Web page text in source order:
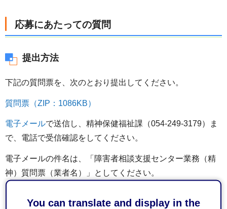
You can translate and display in the
応募にあたっての質問
提出方法
下記の質問票を、次のとおり提出してください。
質問票（ZIP：1086KB）
電子メールで送信し、精神保健福祉課（054-249-3179）ま
で、電話で受信確認をしてください。
電子メールの件名は、「障害者相談支援センター業務（精
神）質問票（業者名）」としてください。